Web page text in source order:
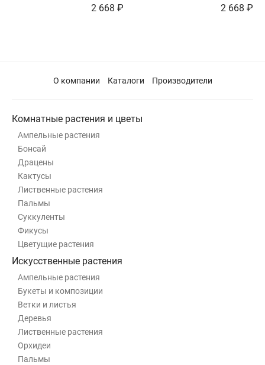
2 668 ₽ 2 668 ₽
О компании Каталоги Производители
Комнатные растения и цветы
Ампельные растения
Бонсай
Драцены
Кактусы
Лиственные растения
Пальмы
Суккуленты
Фикусы
Цветущие растения
Искусственные растения
Ампельные растения
Букеты и композиции
Ветки и листья
Деревья
Лиственные растения
Орхидеи
Пальмы